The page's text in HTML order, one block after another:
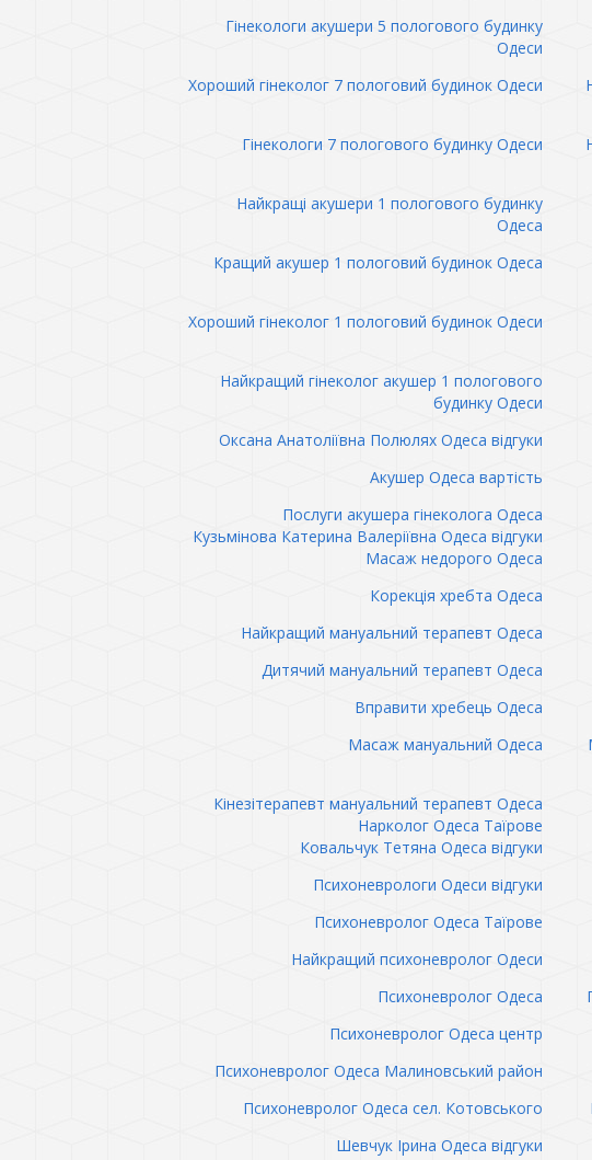
Гінекологи акушери 5 пологового будинку
Одеси
Хороший гінеколог 7 пологовий будинок Одеси
Гінекологи 7 пологового будинку Одеси
Найкращі акушери 1 пологового будинку
Одеса
Кращий акушер 1 пологовий будинок Одеса
Хороший гінеколог 1 пологовий будинок Одеси
Найкращий гінеколог акушер 1 пологового
будинку Одеси
Оксана Анатоліївна Полюлях Одеса відгуки
Акушер Одеса вартість
Послуги акушера гінеколога Одеса
Кузьмінова Катерина Валеріївна Одеса відгуки
Масаж недорого Одеса
Корекція хребта Одеса
Найкращий мануальний терапевт Одеса
Дитячий мануальний терапевт Одеса
Вправити хребець Одеса
Масаж мануальний Одеса
Кінезітерапевт мануальний терапевт Одеса
Нарколог Одеса Таїрове
Ковальчук Тетяна Одеса відгуки
Психоневрологи Одеси відгуки
Психоневролог Одеса Таїрове
Найкращий психоневролог Одеси
Психоневролог Одеса
Психоневролог Одеса центр
Психоневролог Одеса Малиновський район
Психоневролог Одеса сел. Котовського
Шевчук Ірина Одеса відгуки